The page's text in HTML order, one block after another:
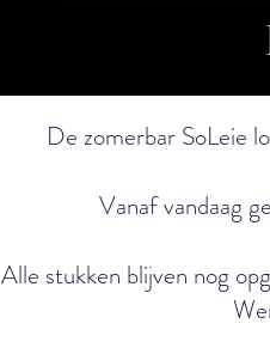
De zomerbar SoLeie
Vanaf vandaag
Alle stukken blijven nog